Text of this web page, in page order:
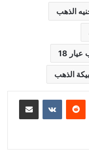
الذهب
18
الذهب
مشاركة عبر البريد